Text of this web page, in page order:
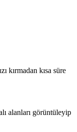
kırmadan kısa süre
alanları görüntüleyip